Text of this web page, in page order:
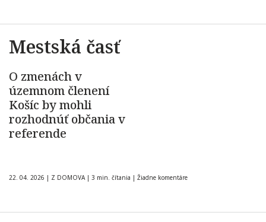
Mestská časť
O zmenách v
územnom členení
Košíc by mohli
rozhodnúť občania v
referende
22. 04. 2026 | Z DOMOVA | 3 min. čítania | Žiadne komentáre